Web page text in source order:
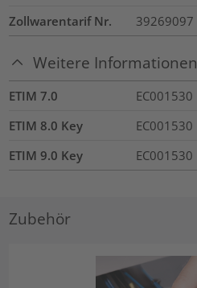
Zollwarentarif Nr. 39269097
Weitere Informationen
ETIM 7.0
EC001530
ETIM 8.0 Key
EC001530
ETIM 9.0 Key
EC001530
Zubehör